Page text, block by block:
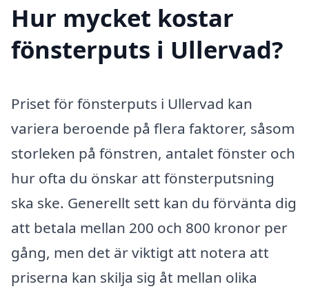
Hur mycket kostar
fönsterputs i Ullervad?
Priset för fönsterputs i Ullervad kan
variera beroende på flera faktorer, såsom
storleken på fönstren, antalet fönster och
hur ofta du önskar att fönsterputsning
ska ske. Generellt sett kan du förvänta dig
att betala mellan 200 och 800 kronor per
gång, men det är viktigt att notera att
priserna kan skilja sig åt mellan olika